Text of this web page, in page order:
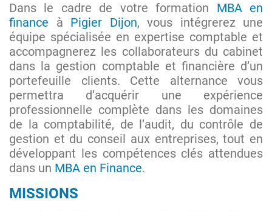
Dans le cadre de votre formation MBA en
finance à Pigier Dijon, vous intégrerez une
équipe spécialisée en expertise comptable et
accompagnerez les collaborateurs du cabinet
dans la gestion comptable et financière d’un
portefeuille clients. Cette alternance vous
permettra d’acquérir une expérience
professionnelle complète dans les domaines
de la comptabilité, de l’audit, du contrôle de
gestion et du conseil aux entreprises, tout en
développant les compétences clés attendues
dans un MBA en Finance.
MISSIONS